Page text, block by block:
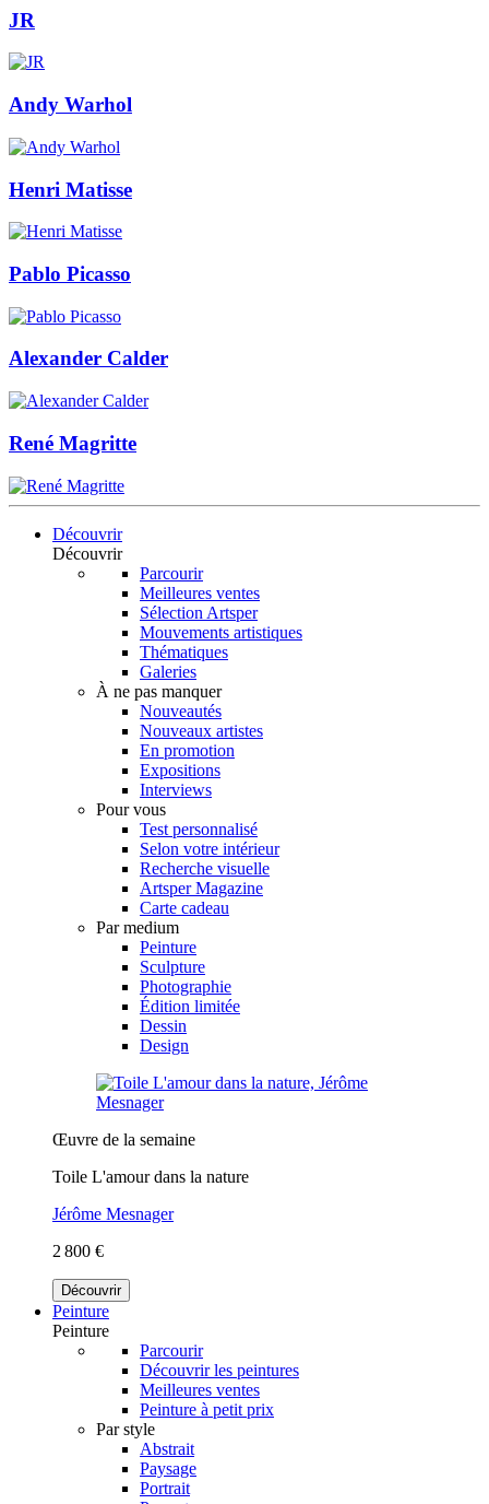
JR
Andy Warhol
Henri Matisse
Pablo Picasso
Alexander Calder
René Magritte
Découvrir
Découvrir
Parcourir
Meilleures ventes
Sélection Artsper
Mouvements artistiques
Thématiques
Galeries
À ne pas manquer
Nouveautés
Nouveaux artistes
En promotion
Expositions
Interviews
Pour vous
Test personnalisé
Selon votre intérieur
Recherche visuelle
Artsper Magazine
Carte cadeau
Par medium
Peinture
Sculpture
Photographie
Édition limitée
Dessin
Design
Œuvre de la semaine
Toile L'amour dans la nature
Jérôme Mesnager
2 800 €
Découvrir
Peinture
Peinture
Parcourir
Découvrir les peintures
Meilleures ventes
Peinture à petit prix
Par style
Abstrait
Paysage
Portrait